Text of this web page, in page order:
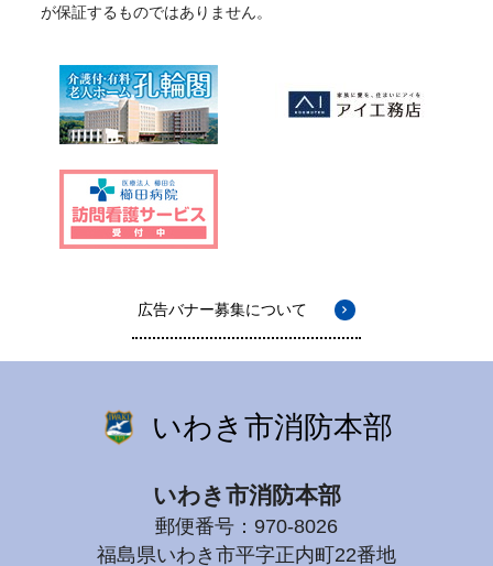
が保証するものではありません。
広告バナー募集について
いわき市消防本部
いわき市消防本部
郵便番号：970-8026
福島県いわき市平字正内町22番地